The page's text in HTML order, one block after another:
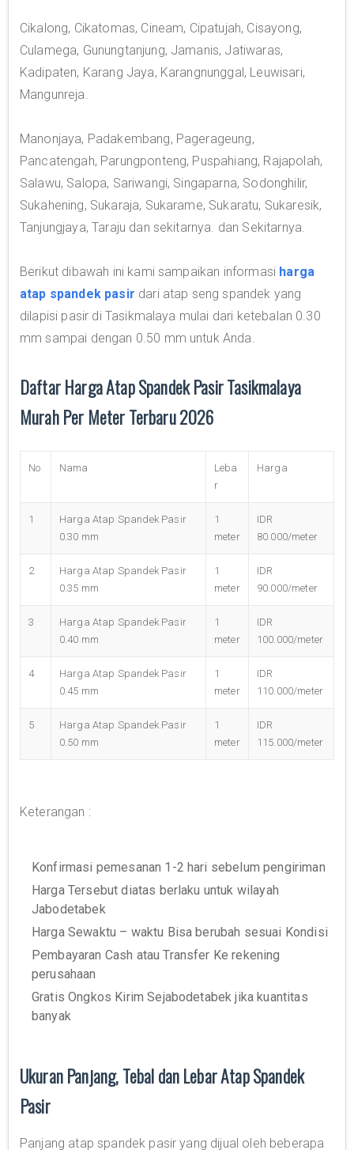
Cikalong, Cikatomas, Cineam, Cipatujah, Cisayong,
Culamega, Gunungtanjung, Jamanis, Jatiwaras,
Kadipaten, Karang Jaya, Karangnunggal, Leuwisari,
Mangunreja.
Manonjaya, Padakembang, Pagerageung,
Pancatengah, Parungponteng, Puspahiang, Rajapolah,
Salawu, Salopa, Sariwangi, Singaparna, Sodonghilir,
Sukahening, Sukaraja, Sukarame, Sukaratu, Sukaresik,
Tanjungjaya, Taraju dan sekitarnya. dan Sekitarnya.
Berikut dibawah ini kami sampaikan informasi harga
atap spandek pasir dari atap seng spandek yang
dilapisi pasir di Tasikmalaya mulai dari ketebalan 0.30
mm sampai dengan 0.50 mm untuk Anda.
Daftar Harga Atap Spandek Pasir Tasikmalaya
Murah Per Meter Terbaru 2026
No Nama
Leba
r
Harga
1
Harga Atap Spandek Pasir
0.30 mm
1
meter
IDR
80.000/meter
2
Harga Atap Spandek Pasir
0.35 mm
1
meter
IDR
90.000/meter
3
Harga Atap Spandek Pasir
0.40 mm
1
meter
IDR
100.000/meter
4
Harga Atap Spandek Pasir
0.45 mm
1
meter
IDR
110.000/meter
5
Harga Atap Spandek Pasir
0.50 mm
1
meter
IDR
115.000/meter
Keterangan :
Konfirmasi pemesanan 1-2 hari sebelum pengiriman
Harga Tersebut diatas berlaku untuk wilayah
Jabodetabek
Harga Sewaktu – waktu Bisa berubah sesuai Kondisi
Pembayaran Cash atau Transfer Ke rekening
perusahaan
Gratis Ongkos Kirim Sejabodetabek jika kuantitas
banyak
Ukuran Panjang, Tebal dan Lebar Atap Spandek
Pasir
Panjang atap spandek pasir yang dijual oleh beberapa